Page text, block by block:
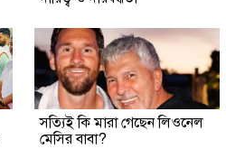
সত্যিই কি মারা গেছেন লিওনেল
মেসির বাবা?